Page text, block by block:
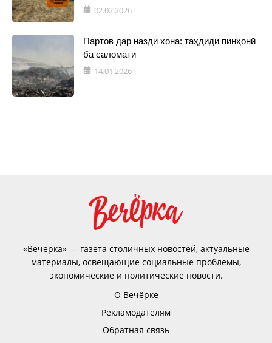
02.02.2026
Партов дар назди хона: таҳдиди пинҳонӣ
ба саломатӣ
14.01.2026
«Вечёрка» — газета столичных новостей, актуальные
материалы, освещающие социальные проблемы,
экономические и политические новости.
О Вечёрке
Рекламодателям
Обратная связь